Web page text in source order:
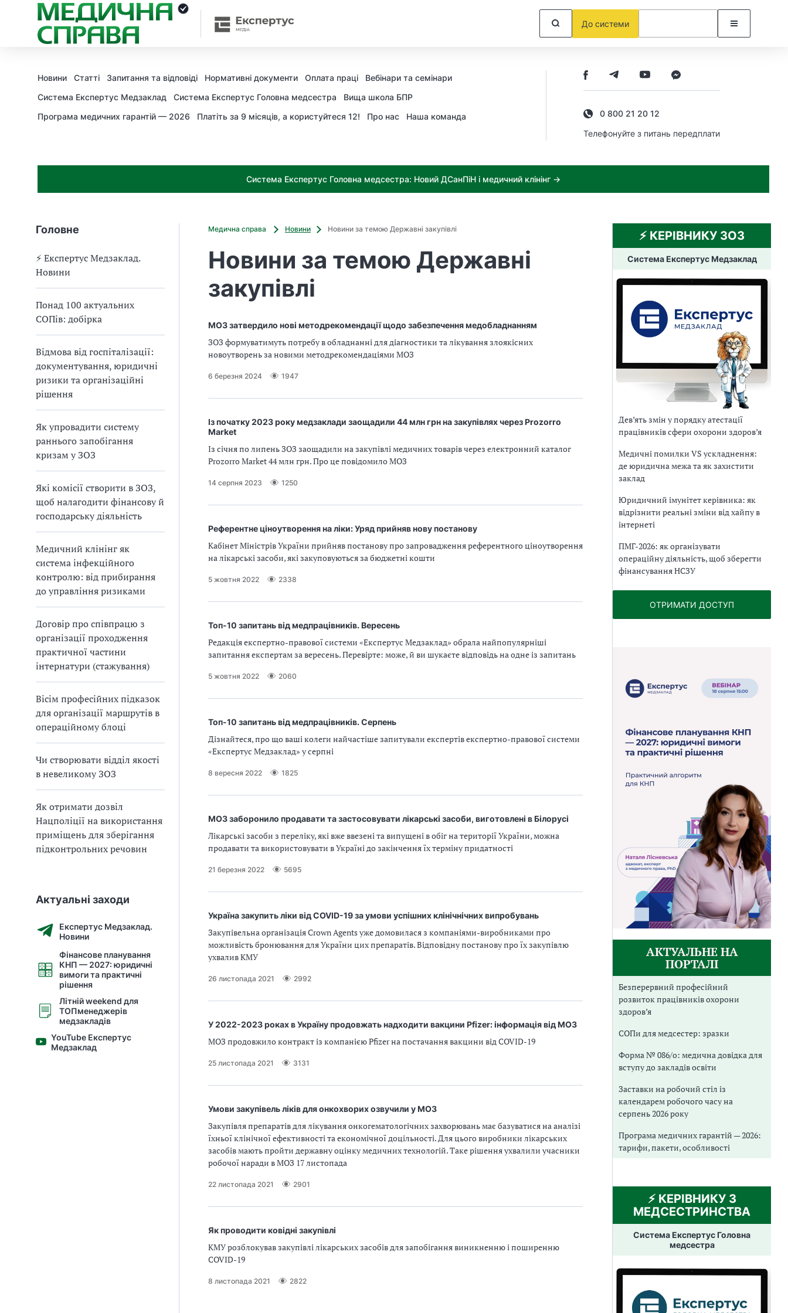
До системи
Новини Статті Запитання та відповіді Нормативні документи Оплата праці
Вебінари та семінари
Система Експертус Медзаклад
Система Експертус Головна медсестра
Вища школа БПР
Програма медичних гарантій — 2026
Платіть за 9 місяців, а користуйтеся 12! Про нас Наша команда
0 800 21 20 12
Телефонуйте з питань передплати
Система Експертус Головна медсестра: Новий ДСанПіН і медичний клінінг →
Головне
⚡️ Експертус Медзаклад.
Новини
Понад 100 актуальних
СОПів: добірка
Відмова від госпіталізації:
документування, юридичні
ризики та організаційні
рішення
Як упровадити систему
раннього запобігання
кризам у ЗОЗ
Які комісії створити в ЗОЗ,
щоб налагодити фінансову й
господарську діяльність
Медичний клінінг як
система інфекційного
контролю: від прибирання
до управління ризиками
Договір про співпрацю з
організації проходження
практичної частини
інтернатури (стажування)
Вісім професійних підказок
для організації маршрутів в
операційному блоці
Чи створювати відділ якості
в невеликому ЗОЗ
Як отримати дозвіл
Нацполіції на використання
приміщень для зберігання
підконтрольних речовин
Актуальні заходи
Експертус Медзаклад.
Новини
Фінансове планування
КНП — 2027: юридичні
вимоги та практичні
рішення
Літній weekend для
ТОПменеджерів
медзакладів
YouTube Експертус
Медзаклад
Медична справа Новини Новини за темою Державні закупівлі
Новини за темою Державні
закупівлі
МОЗ затвердило нові методрекомендації щодо забезпечення медобладнанням
ЗОЗ формуватимуть потребу в обладнанні для діагностики та лікування злоякісних
новоутворень за новими методрекомендаціями МОЗ
6 березня 2024 1947
Із початку 2023 року медзаклади заощадили 44 млн грн на закупівлях через Prozorro
Market
Із січня по липень ЗОЗ заощадили на закупівлі медичних товарів через електронний каталог
Prozorro Market 44 млн грн. Про це повідомило МОЗ
14 серпня 2023 1250
Референтне ціноутворення на ліки: Уряд прийняв нову постанову
Кабінет Міністрів України прийняв постанову про запровадження референтного ціноутворення
на лікарські засоби, які закуповуються за бюджетні кошти
5 жовтня 2022 2338
Топ-10 запитань від медпрацівників. Вересень
Редакція експертно-правової системи «Експертус Медзаклад» обрала найпопулярніші
запитання експертам за вересень. Перевірте: може, й ви шукаєте відповідь на одне із запитань
5 жовтня 2022 2060
Топ-10 запитань від медпрацівників. Серпень
Дізнайтеся, про що ваші колеги найчастіше запитували експертів експертно-правової системи
«Експертус Медзаклад» у серпні
8 вересня 2022 1825
МОЗ заборонило продавати та застосовувати лікарські засоби, виготовлені в Білорусі
Лікарські засоби з переліку, які вже ввезені та випущені в обіг на території України, можна
продавати та використовувати в Україні до закінчення їх терміну придатності
21 березня 2022 5695
Україна закупить ліки від COVID-19 за умови успішних клінічнічних випробувань
Закупівельна організація Crown Agents уже домовилася з компаніями-виробниками про
можливість бронювання для України цих препаратів. Відповідну постанову про їх закупівлю
ухвалив КМУ
26 листопада 2021 2992
У 2022-2023 роках в Україну продовжать надходити вакцини Pfizer: інформація від МОЗ
МОЗ продовжило контракт із компанією Pfizer на постачання вакцини від COVID-19
25 листопада 2021 3131
Умови закупівель ліків для онкохворих озвучили у МОЗ
Закупівля препаратів для лікування онкогематологічних захворювань має базуватися на аналізі
їхньої клінічної ефективності та економічної доцільності. Для цього виробники лікарських
засобів мають пройти державну оцінку медичних технологій. Таке рішення ухвалили учасники
робочої наради в МОЗ 17 листопада
22 листопада 2021 2901
Як проводити ковідні закупівлі
КМУ розблокував закупівлі лікарських засобів для запобігання виникненню і поширенню
COVID-19
8 листопада 2021 2822
⚡️ КЕРІВНИКУ ЗОЗ
Система Експертус Медзаклад
Дев’ять змін у порядку атестації
працівників сфери охорони здоров’я
Медичні помилки VS ускладнення:
де юридична межа та як захистити
заклад
Юридичний імунітет керівника: як
відрізнити реальні зміни від хайпу в
інтернеті
ПМГ-2026: як організувати
операційну діяльність, щоб зберегти
фінансування НСЗУ
ОТРИМАТИ ДОСТУП
АКТУАЛЬНЕ НА
ПОРТАЛІ
Безперервний професійний
розвиток працівників охорони
здоров’я
СОПи для медсестер: зразки
Форма № 086/о: медична довідка для
вступу до закладів освіти
Заставки на робочий стіл із
календарем робочого часу на
серпень 2026 року
Програма медичних гарантій — 2026:
тарифи, пакети, особливості
⚡️ КЕРІВНИКУ З
МЕДСЕСТРИНСТВА
Система Експертус Головна
медсестра